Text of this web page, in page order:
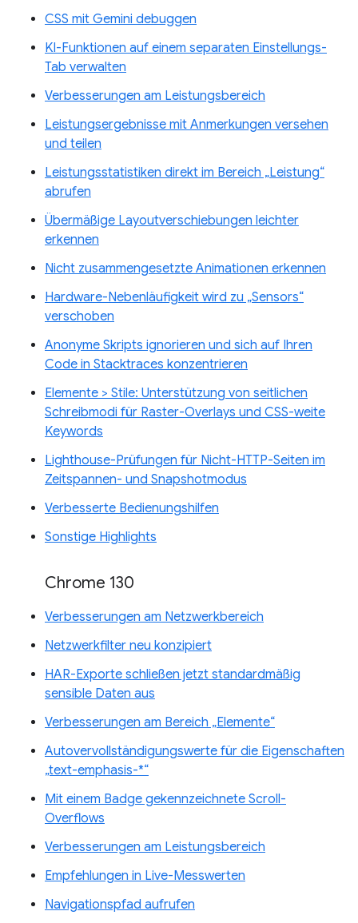
CSS mit Gemini debuggen
KI-Funktionen auf einem separaten Einstellungs-
Tab verwalten
Verbesserungen am Leistungsbereich
Leistungsergebnisse mit Anmerkungen versehen
und teilen
Leistungsstatistiken direkt im Bereich „Leistung“
abrufen
Übermäßige Layoutverschiebungen leichter
erkennen
Nicht zusammengesetzte Animationen erkennen
Hardware-Nebenläufigkeit wird zu „Sensors“
verschoben
Anonyme Skripts ignorieren und sich auf Ihren
Code in Stacktraces konzentrieren
Elemente > Stile: Unterstützung von seitlichen
Schreibmodi für Raster-Overlays und CSS-weite
Keywords
Lighthouse-Prüfungen für Nicht-HTTP-Seiten im
Zeitspannen- und Snapshotmodus
Verbesserte Bedienungshilfen
Sonstige Highlights
Chrome 130
Verbesserungen am Netzwerkbereich
Netzwerkfilter neu konzipiert
HAR-Exporte schließen jetzt standardmäßig
sensible Daten aus
Verbesserungen am Bereich „Elemente“
Autovervollständigungswerte für die Eigenschaften
„text-emphasis-*“
Mit einem Badge gekennzeichnete Scroll-
Overflows
Verbesserungen am Leistungsbereich
Empfehlungen in Live-Messwerten
Navigationspfad aufrufen